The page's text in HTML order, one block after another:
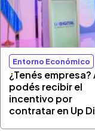
Entorno Económico
¿Tenés empresa?
podés recibir el
incentivo por
contratar en Up